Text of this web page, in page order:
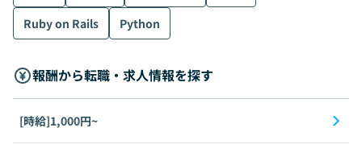
Ruby on Rails
Python
報酬から転職・求人情報を探す
[時給]1,000円~